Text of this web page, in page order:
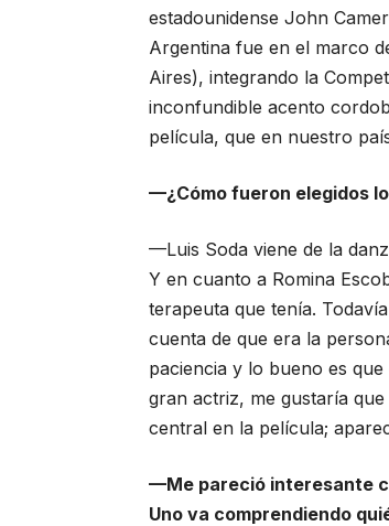
estadounidense John
Argentina fue en el marco
Aires), integrando la
inconfundible acento
película, que en nuestro
—¿Cómo fueron elegidos
—Luis Soda viene de la
Y en cuanto a Romina
terapeuta que tenía.
cuenta de que era la
paciencia y lo bueno es
gran actriz, me gustaría
central en la película;
—Me pareció interesante
Uno va comprendiendo